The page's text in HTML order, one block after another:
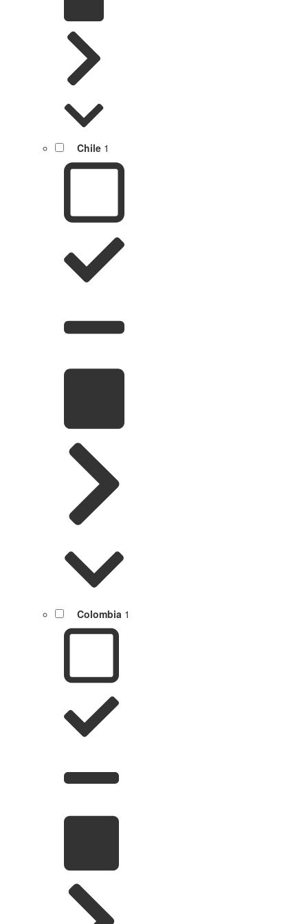
Chile 1
Colombia 1